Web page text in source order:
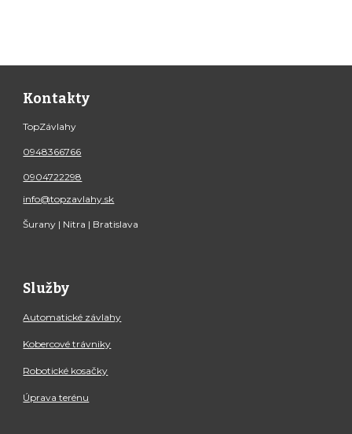
Kontakty
TopZávlahy
0948366766
0904722298
info@topzavlahy.sk
Šurany | Nitra | Bratislava
Služby
Automatické závlahy
Kobercové trávniky
Robotické kosačky
Úprava terénu